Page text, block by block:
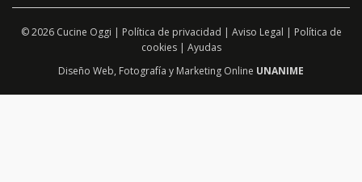
© 2026 Cucine Oggi | Política de privacidad | Aviso Legal | Política de
cookies| Ayudas
Diseño Web, Fotografía y Marketing Online UNANIME